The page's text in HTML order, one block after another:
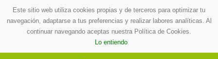
Este sitio web utiliza cookies propias y de terceros para optimizar tu
navegación, adaptarse a tus preferencias y realizar labores analíticas. Al
continuar navegando aceptas nuestra Política de Cookies.
Lo entiendo